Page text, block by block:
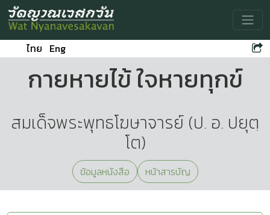
ไทย Eng
กายหายไข้ ใจหายทุกข์
สมเด็จพระพุทธโฆษาจารย์ (ป. อ. ปยุตฺ
โต)
ข้อมูลหนังสือ หน้าสารบัญ